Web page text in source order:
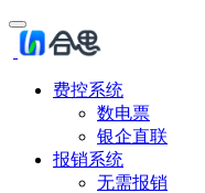
费控系统
数电票
银企直联
报销系统
无需报销